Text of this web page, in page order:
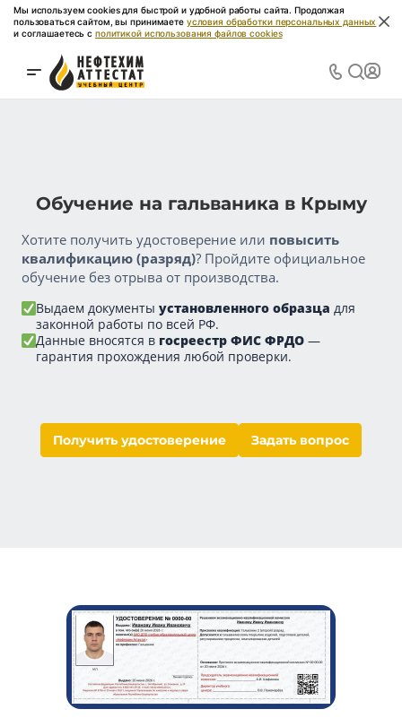
Мы используем cookies для быстрой и удобной работы сайта. Продолжая
пользоваться сайтом, вы принимаете условия обработки персональных данных
и соглашаетесь с политикой использования файлов cookies
Обучение на гальваника в Крыму
Хотите получить удостоверение или повысить
квалификацию (разряд)? Пройдите официальное
обучение без отрыва от производства.
Выдаем документы установленного образца для
законной работы по всей РФ.
Данные вносятся в госреестр ФИС ФРДО —
гарантия прохождения любой проверки.
Получить удостоверение Задать вопрос